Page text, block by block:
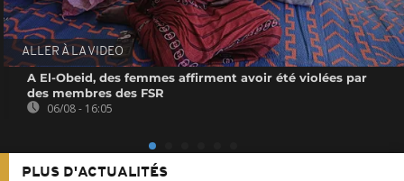
ALLER À LA VIDEO
A El-Obeid, des femmes affirment avoir été violées par
des membres des FSR
06/08 - 16:05
PLUS D'ACTUALITÉS